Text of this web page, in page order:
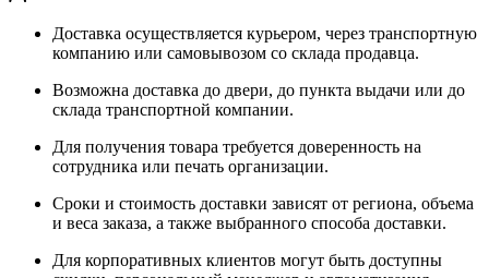
Доставка осуществляется курьером, через транспортную
компанию или самовывозом со склада продавца.
Возможна доставка до двери, до пункта выдачи или до
склада транспортной компании.
Для получения товара требуется доверенность на
сотрудника или печать организации.
Сроки и стоимость доставки зависят от региона, объема
и веса заказа, а также выбранного способа доставки.
Для корпоративных клиентов могут быть доступны